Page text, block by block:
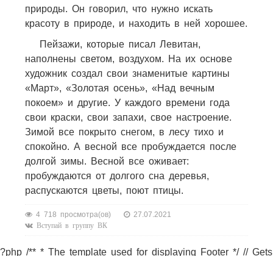
природы. Он говорил, что нужно искать
красоту в природе, и находить в ней хорошее.
Пейзажи, которые писал Левитан,
наполнены светом, воздухом. На их основе
художник создал свои знаменитые картины
«Март», «Золотая осень», «Над вечным
покоем» и другие. У каждого времени года
свои краски, свои запахи, свое настроение.
Зимой все покрыто снегом, в лесу тихо и
спокойно. А весной все пробуждается после
долгой зимы. Весной все оживает:
пробуждаются от долгого сна деревья,
распускаются цветы, поют птицы.
4 718 просмотра(ов) 27.07.2021
Вступай в группу ВК
?php /** * The template used for displaying Footer */ // Gets